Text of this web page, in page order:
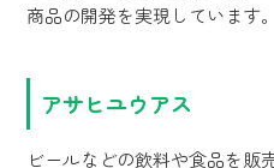
商品の開発を実現しています。
アサヒユウアス
ビールなどの飲料や食品を販